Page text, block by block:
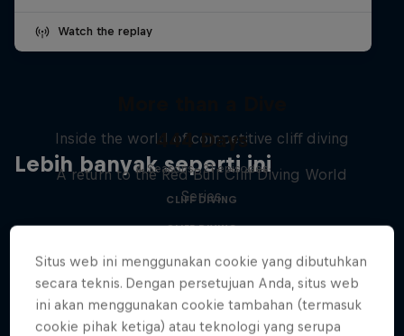
Watch the replay
Lebih banyak seperti ini
Inside the world of competitive cliff diving
4 Seasons · 21 episodes
CLIFF DIVING
444 Days
A return to the Red Bull Cliff Diving World
Series
CLIFF DIVING
Situs web ini menggunakan cookie yang dibutuhkan
secara teknis. Dengan persetujuan Anda, situs web
ini akan menggunakan cookie tambahan (termasuk
cookie pihak ketiga) atau teknologi yang serupa